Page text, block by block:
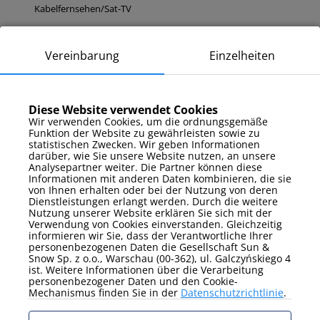
Kabelfernsehen/Sat-TV
Zeig mehr
Zusatzausstattung
Klimaanlage
Bettwäsche und
Handtücher
Gartenmöbel
Zeig mehr
Zusätzliche Eigenschaften
Arbeitsurlaub
Terrasse mit Garten
Einstufig
Zeig mehr
Vereinbarung Einzelheiten
Diese Website verwendet Cookies
Wir verwenden Cookies, um die ordnungsgemäße
Funktion der Website zu gewährleisten sowie zu
statistischen Zwecken. Wir geben Informationen
darüber, wie Sie unsere Website nutzen, an unsere
Analysepartner weiter. Die Partner können diese
Informationen mit anderen Daten kombinieren, die sie
von Ihnen erhalten oder bei der Nutzung von deren
Dienstleistungen erlangt werden. Durch die weitere
Nutzung unserer Website erklären Sie sich mit der
Verwendung von Cookies einverstanden. Gleichzeitig
informieren wir Sie, dass der Verantwortliche Ihrer
personenbezogenen Daten die Gesellschaft Sun &
Snow Sp. z o.o., Warschau (00-362), ul. Galczyńskiego 4
ist. Weitere Informationen über die Verarbeitung
personenbezogener Daten und den Cookie-
Mechanismus finden Sie in der Datenschutzrichtlinie.